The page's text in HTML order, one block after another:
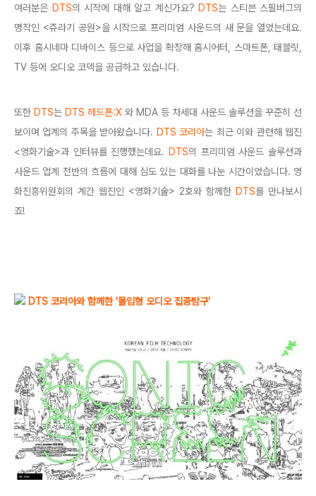
여러분은 DTS의 시작에 대해 알고 계신가요? DTS는 스티븐 스필버그의
명작인 <쥬라기 공원>을 시작으로 프리미엄 사운드의 새 문을 열었는데요.
이후 홈시네마 디바이스 등으로 사업을 확장해 홈시어터, 스마트폰, 태블릿,
TV 등에 오디오 코덱을 공급하고 있습니다.
또한 DTS는 DTS 헤드폰:X 와 MDA 등 차세대 사운드 솔루션을 꾸준히 선
보이며 업계의 주목을 받아왔습니다. DTS 코리아는 최근 이와 관련해 웹진
<영화기술>과 인터뷰를 진행했는데요. DTS의 프리미엄 사운드 솔루션과
사운드 업계 전반의 흐름에 대해 심도 있는 대화를 나눈 시간이었습니다. 영
화진흥위원회의 계간 웹진인 <영화기술> 2호와 함께한 DTS를 만나보시
죠!
DTS 코리아와 함께한 '몰입형 오디오 집중탐구'